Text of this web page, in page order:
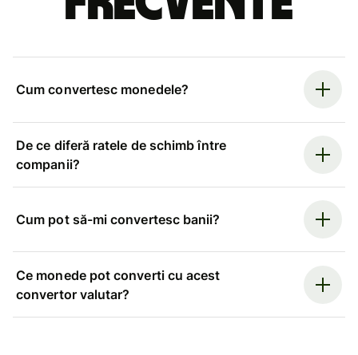
Cum convertesc monedele?
De ce diferă ratele de schimb între
companii?
Cum pot să-mi convertesc banii?
Ce monede pot converti cu acest
convertor valutar?